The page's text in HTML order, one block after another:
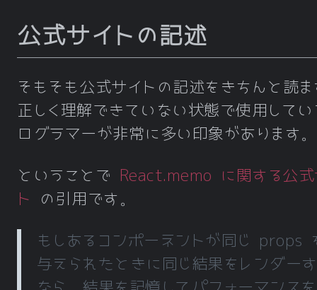
公式サイトの記述
そもそも公式サイトの記述をきちんと読
正しく理解できていない状態で使用してい
ログラマーが非常に多い印象があります。
ということで
React.memo に関する公式
ト
の引用です。
もしあるコンポーネントが同じ props
与えられたときに同じ結果をレンダー